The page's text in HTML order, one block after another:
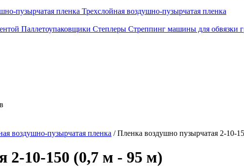
пузырчатая пленка Трехслойная воздушно-пузырчатая пленка
Паллетоупаковщики Степлеры Стреппинг машины для обвязки
воздушно-пузырчатая пленка / Пленка воздушно пузырчатая 2-10-
2-10-150 (0,7 м - 95 м)